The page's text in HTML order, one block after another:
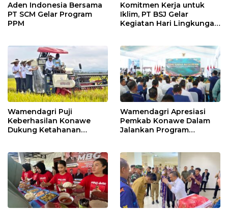
Aden Indonesia Bersama
PT SCM Gelar Program
PPM
Komitmen Kerja untuk
Iklim, PT BSJ Gelar
Kegiatan Hari Lingkungan
Wamendagri Puji
Keberhasilan Konawe
Dukung Ketahanan
Wamendagri Apresiasi
Pemkab Konawe Dalam
Jalankan Program